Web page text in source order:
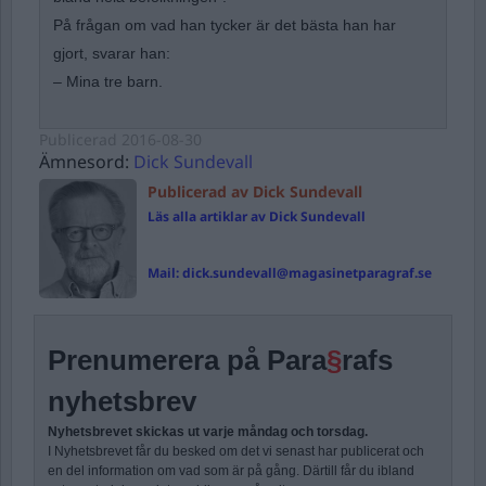
På frågan om vad han tycker är det bästa han har
gjort, svarar han:
– Mina tre barn.
Ämnesord: Dick Sundevall
Publicerad av Dick Sundevall
Läs alla artiklar av Dick Sundevall
Mail:dick.sundevall@magasinetparagraf.se
Prenumerera på Para§rafs
nyhetsbrev
Nyhetsbrevet skickas ut varje måndag och torsdag.
I Nyhetsbrevet får du besked om det vi senast har publicerat och
en del information om vad som är på gång. Därtill får du ibland